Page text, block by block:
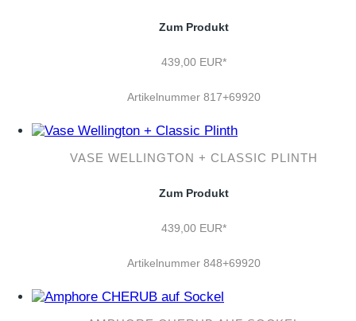
Zum Produkt
439,00 EUR*
Artikelnummer 817+69920
VASE WELLINGTON + CLASSIC PLINTH
Zum Produkt
439,00 EUR*
Artikelnummer 848+69920